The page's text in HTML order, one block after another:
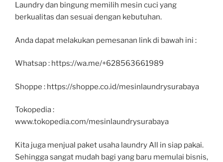
Laundry dan bingung memilih mesin cuci yang
berkualitas dan sesuai dengan kebutuhan.
Anda dapat melakukan pemesanan link di bawah ini :
Whatsap : https://wa.me/+628563661989
Shoppe : https://shoppe.co.id/mesinlaundrysurabaya
Tokopedia :
www.tokopedia.com/mesinlaundrysurabaya
Kita juga menjual paket usaha laundry All in siap pakai.
Sehingga sangat mudah bagi yang baru memulai bisnis,